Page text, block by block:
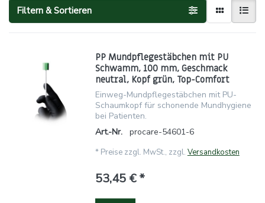
Filtern & Sortieren
PP Mundpflegestäbchen mit PU
Schwamm, 100 mm, Geschmack
neutral, Kopf grün, Top-Comfort
Einweg-Mundpflegestäbchen mit PU-
Schaumkopf für schonende Mundhygiene
bei Patienten.
Art.-Nr.
procare-54601-6
* Preise zzgl. MwSt., zzgl. Versandkosten
53,45 € *